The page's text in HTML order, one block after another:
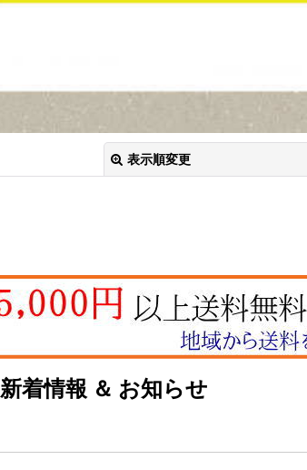
表示順変更
新着情報 ＆ お知らせ